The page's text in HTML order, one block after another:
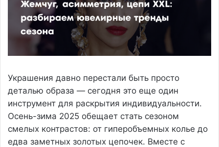
Украшения давно перестали быть просто
деталью образа — сегодня это еще один
инструмент для раскрытия индивидуальности.
Осень-зима 2025 обещает стать сезоном
смелых контрастов: от гиперобъемных колье до
едва заметных золотых цепочек. Вместе с